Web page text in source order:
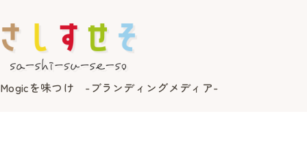
Mogicを味つけ -ブランディングメディア-